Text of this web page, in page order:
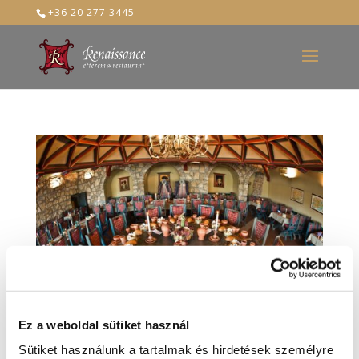
Ez a weboldal sütiket használ
Sütiket használunk a tartalmak és hirdetések személyre
+36 20 277 3445